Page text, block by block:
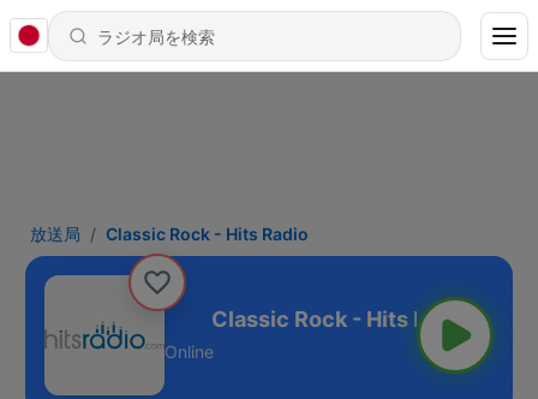
放送局 Classic Rock - Hits Radio
- Hits Radio
Online